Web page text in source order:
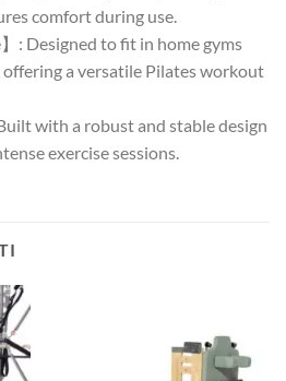
comfort during use.
: Designed to fit in home gyms
a versatile Pilates workout
with a robust and stable design
exercise sessions.